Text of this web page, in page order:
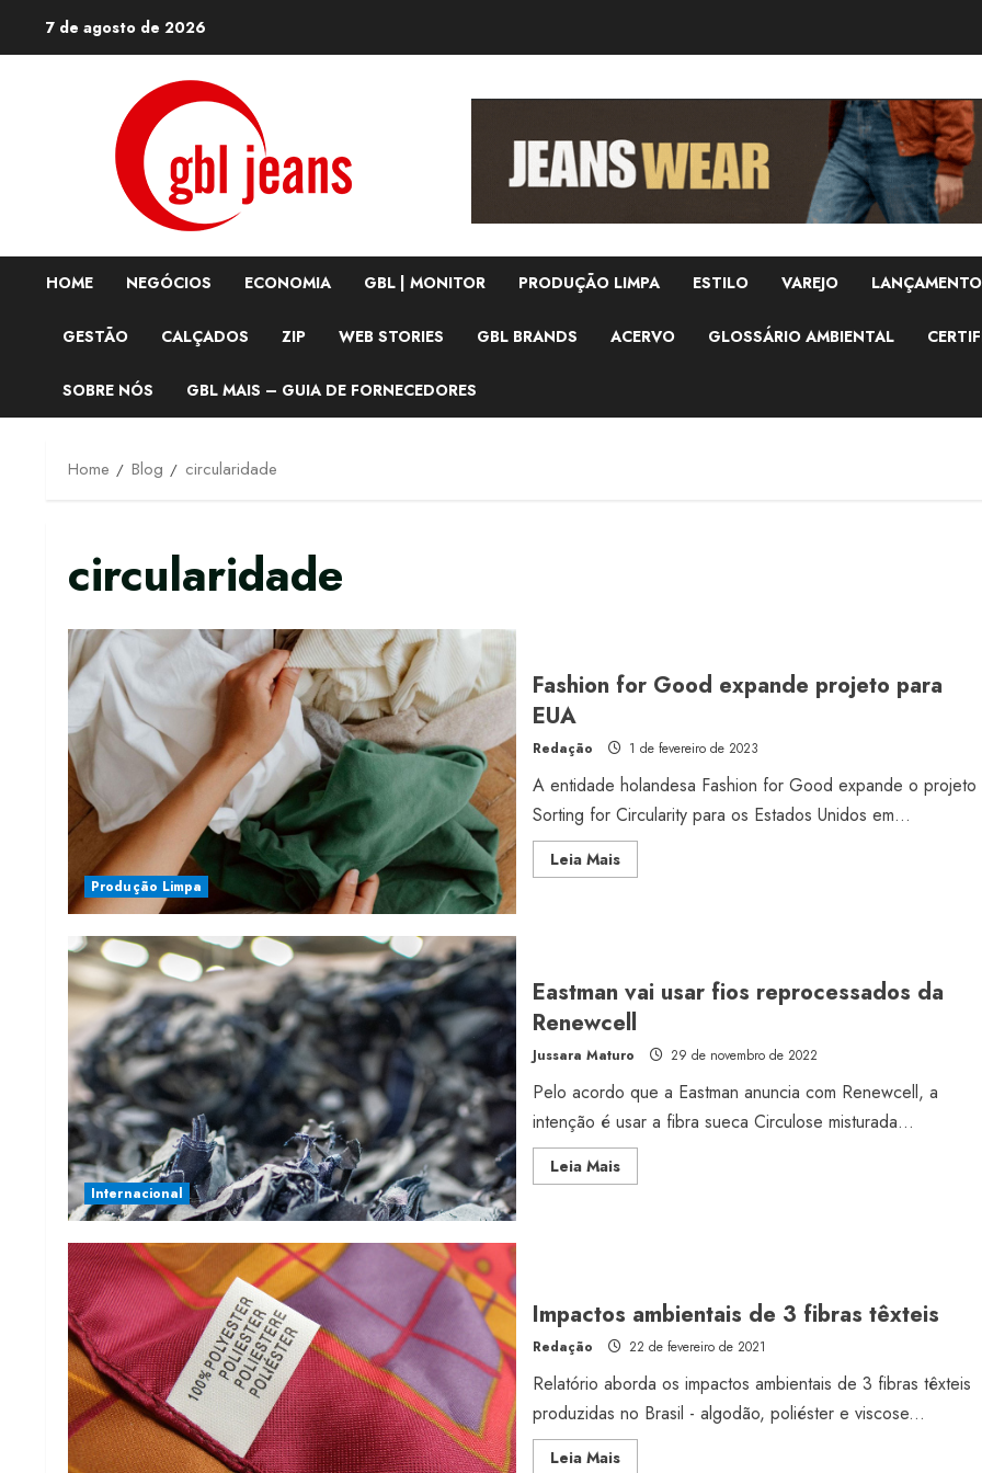
7 de agosto de 2026
HOME NEGÓCIOS ECONOMIA GBL | MONITOR PRODUÇÃO LIMPA ESTILO VAREJO
GESTÃO CALÇADOS ZIP WEB STORIES GBL BRANDS ACERVO GLOSSÁRIO AMBIENTAL
SOBRE NÓS GBL MAIS – GUIA DE FORNECEDORES
Home Blog circularidade
circularidade
Produção Limpa
Fashion for Good expande projeto para
EUA
Redação 1 de fevereiro de 2023
A entidade holandesa Fashion for Good expande o projeto
Sorting for Circularity para os Estados Unidos em...
Leia MaisRead
more
para
EUA
Internacional
Eastman vai usar fios reprocessados da
Renewcell
Jussara Maturo 29 de novembro de 2022
Pelo acordo que a Eastman anuncia com Renewcell, a
intenção é usar a fibra sueca Circulose misturada...
Leia MaisRead
more
Renewcell
Impactos ambientais de 3 fibras têxteis
Redação 22 de fevereiro de 2021
Relatório aborda os impactos ambientais de 3 fibras têxteis
produzidas no Brasil - algodão, poliéster e viscose...
Leia MaisRead